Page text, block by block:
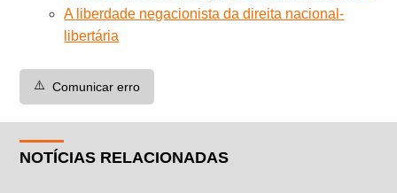
A liberdade negacionista da direita nacional-
libertária
⚠️ Comunicar erro
NOTÍCIAS RELACIONADAS